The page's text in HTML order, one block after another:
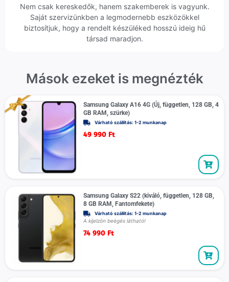
Nem csak kereskedők, hanem szakemberek is vagyunk.
Saját szervizünkben a legmodernebb eszközökkel
biztosítjuk, hogy a rendelt készüléked hosszú ideig hű
társad maradjon.
Mások ezeket is megnézték
Samsung Galaxy A16 4G (Új, független, 128 GB, 4
GB RAM, szürke)
Várható szállítás: 1-2 munkanap
49 990 Ft
Samsung Galaxy S22 (kiváló, független, 128 GB,
8 GB RAM, Fantomfekete)
Várható szállítás: 1-2 munkanap
A kijelzön beégés látható!
74 990 Ft